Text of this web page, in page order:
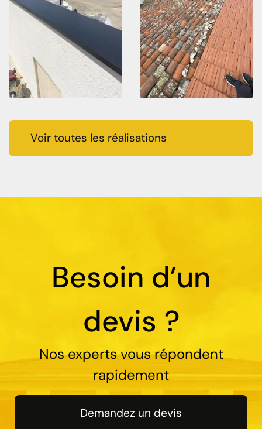
Voir toutes les réalisations
Besoin d’un
devis ?
Nos experts vous répondent
rapidement
Demandez un devis